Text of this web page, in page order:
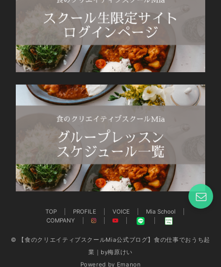
TOP PROFILE VOICE
Mia School
COMPANY
© 【食のクリエイティブスクールMia公式ブログ】食の仕事でおうち起
業｜by梅原けい
Powered by Emanon